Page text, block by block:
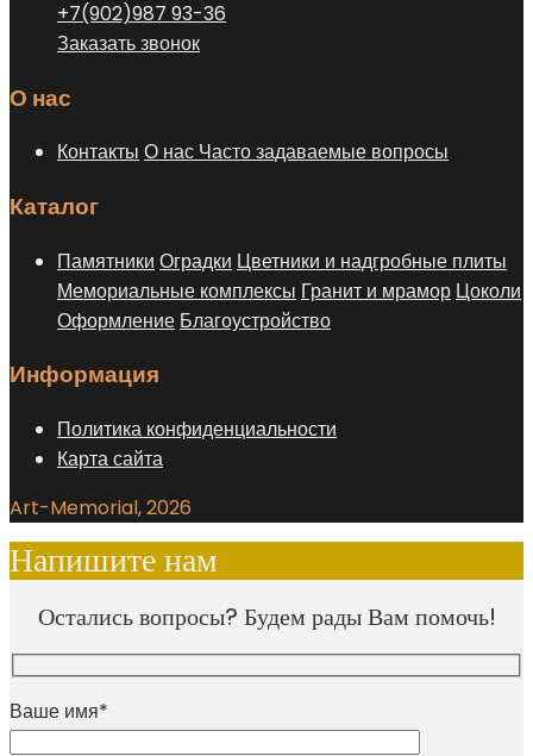
+7(902)987 93-36
Заказать звонок
О нас
Контакты О нас Часто задаваемые вопросы
Каталог
Памятники Оградки Цветники и надгробные плиты
Мемориальные комплексы Гранит и мрамор Цоколи
Оформление Благоустройство
Информация
Политика конфиденциальности
Карта сайта
Art-Memorial, 2026
Напишите нам
Остались вопросы? Будем рады Вам помочь!
Ваше имя*